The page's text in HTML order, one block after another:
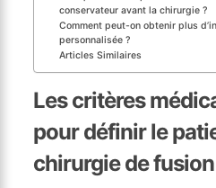
conservateur avant la chirurgie ?
Comment peut-on obtenir plus
personnalisée ?
Articles Similaires
Les critères
pour définir le
chirurgie de